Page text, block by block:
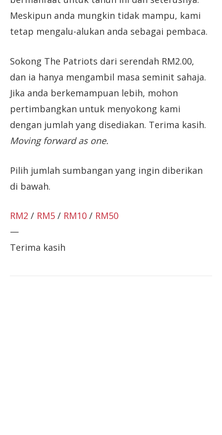
Meskipun anda mungkin tidak mampu, kami
tetap mengalu-alukan anda sebagai pembaca.
Sokong The Patriots dari serendah RM2.00,
dan ia hanya mengambil masa seminit sahaja.
Jika anda berkemampuan lebih, mohon
pertimbangkan untuk menyokong kami
dengan jumlah yang disediakan. Terima kasih.
Moving forward as one.
Pilih jumlah sumbangan yang ingin diberikan
di bawah.
RM2 / RM5 / RM10 / RM50
—
Terima kasih